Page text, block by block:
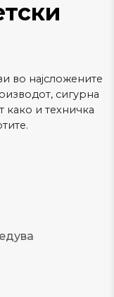
во најсложените
сигурна
како и техничка